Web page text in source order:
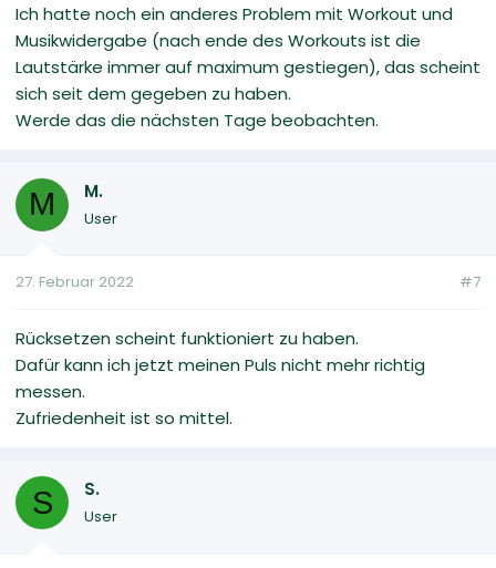
Ich hatte noch ein anderes Problem mit Workout und
Musikwidergabe (nach ende des Workouts ist die
Lautstärke immer auf maximum gestiegen), das scheint
sich seit dem gegeben zu haben.
Werde das die nächsten Tage beobachten.
M M.
User
27. Februar 2022 #7
Rücksetzen scheint funktioniert zu haben.
Dafür kann ich jetzt meinen Puls nicht mehr richtig
messen.
Zufriedenheit ist so mittel.
S S.
User